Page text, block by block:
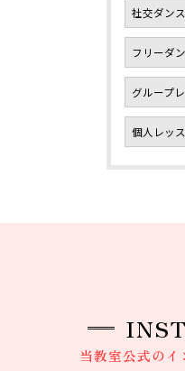
社交ダンス
フリーダ
グループ
個人レッ
当教室公式のイ